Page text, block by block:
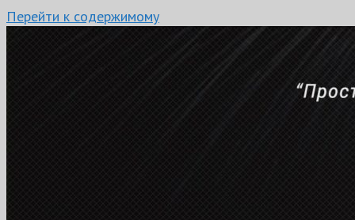
Перейти к содержимому